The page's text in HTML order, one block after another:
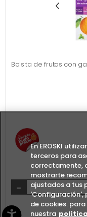
Bolsita de frutas con
-
En EROSKI
terceros para
correctamente,
mostrarte
ajustados a tus
'Configuración',
de cookies.
nuestra